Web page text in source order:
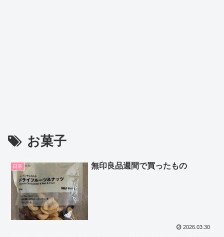
お菓子
日常 無印良品週間で買ったもの
2026.03.30